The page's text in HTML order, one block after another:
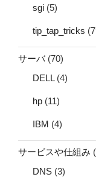
sgi (5)
tip_tap_tricks
サーバ(70)
DELL(4)
hp (11)
IBM (4)
サービスや仕組み
DNS (3)